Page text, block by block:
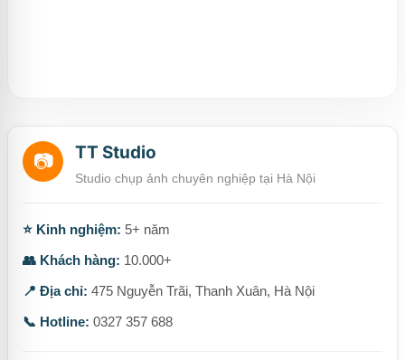
📷 TT Studio
Studio chụp ảnh chuyên nghiệp tại Hà Nội
⭐ Kinh nghiệm: 5+ năm
👥 Khách hàng: 10.000+
📍 Địa chỉ: 475 Nguyễn Trãi, Thanh Xuân, Hà Nội
📞 Hotline: 0327 357 688